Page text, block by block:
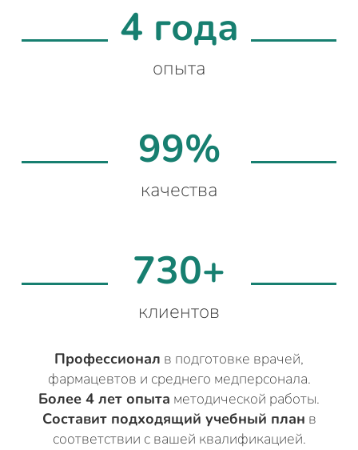
4 года
опыта
99%
качества
730+
клиентов
Профессионал в подготовке врачей,
фармацевтов и среднего медперсонала.
Более 4 лет опыта методической работы.
Составит подходящий учебный план в
соответствии с вашей квалификацией.